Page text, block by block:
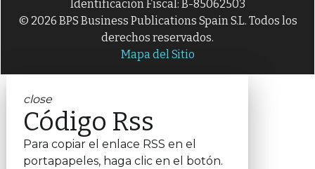
Identificación Fiscal: B-85062503
© 2026 BPS Business Publications Spain S.L. Todos los
derechos reservados.
Mapa del Sitio
close
Código Rss
Para copiar el enlace RSS en el
portapapeles, haga clic en el botón.